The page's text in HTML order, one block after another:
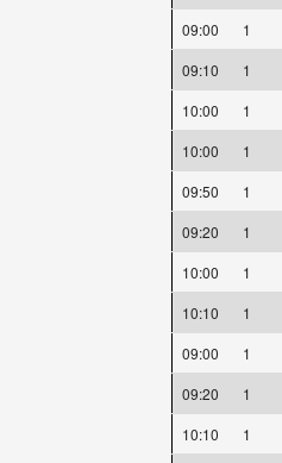
09:00
1
09:10
1
10:00
1
10:00
1
09:50
1
09:20
1
10:00
1
10:10
1
09:00
1
09:20
1
10:10
1